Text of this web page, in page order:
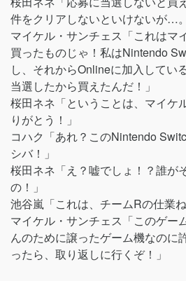
件をクリアしないといけないが…
マイケル・サンチェス「これはマ
買ったものじゃ！私はNintendo
し、それからOnlineに加入してい
当選したから買えたんだ！」
桜田ネネ「ということは、マイケ
りがとう！」
コハク「あれ？このNintendo
シバ！」
桜田ネネ「え？嘘でしょ！？誰が
の！」
池谷嵐「これは、チームRの仕業ね
マイケル・サンチェス「このゲー
んのために譲ったゲーム機なのに
ったら、取り返しに行くぞ！」